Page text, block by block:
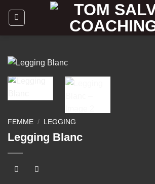
FEMME / LEGGING
Legging Blanc